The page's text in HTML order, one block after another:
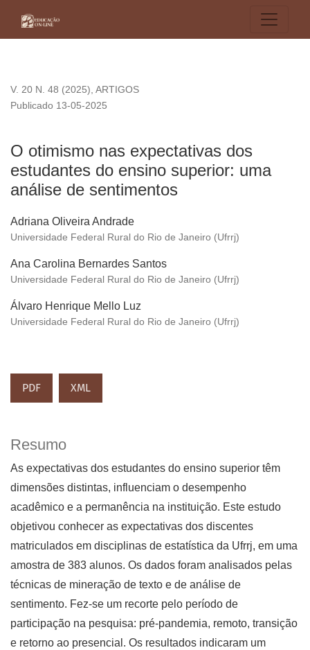
V. 20 N. 48 (2025), ARTIGOS
O otimismo nas expectativas dos
estudantes do ensino superior: uma
análise de sentimentos
Publicado 13-05-2025
Adriana Oliveira Andrade
Universidade Federal Rural do Rio de Janeiro (Ufrrj)
Ana Carolina Bernardes Santos
Universidade Federal Rural do Rio de Janeiro (Ufrrj)
Álvaro Henrique Mello Luz
Universidade Federal Rural do Rio de Janeiro (Ufrrj)
PDF XML
Resumo
As expectativas dos estudantes do ensino superior têm
dimensões distintas, influenciam o desempenho
acadêmico e a permanência na instituição. Este estudo
objetivou conhecer as expectativas dos discentes
matriculados em disciplinas de estatística da Ufrrj, em uma
amostra de 383 alunos. Os dados foram analisados pelas
técnicas de mineração de texto e de análise de
sentimento. Fez-se um recorte pelo período de
participação na pesquisa: pré-pandemia, remoto, transição
e retorno ao presencial. Os resultados indicaram um